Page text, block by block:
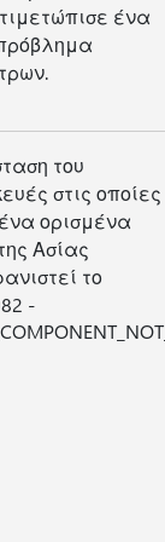
ένα
του
στις οποίες
ορισμένα
Ασίας
το
-